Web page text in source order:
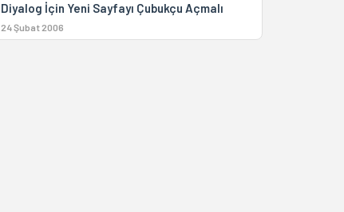
Diyalog İçin Yeni Sayfayı Çubukçu Açmalı
24 Şubat 2006